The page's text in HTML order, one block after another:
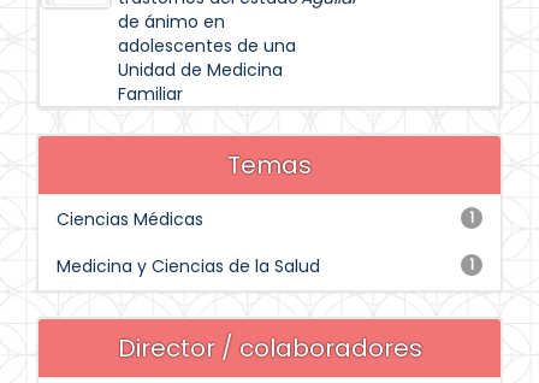
de ánimo en
adolescentes de una
Unidad de Medicina
Familiar
Temas
1
Ciencias Médicas
1
Medicina y Ciencias de la Salud
Director / colaboradores